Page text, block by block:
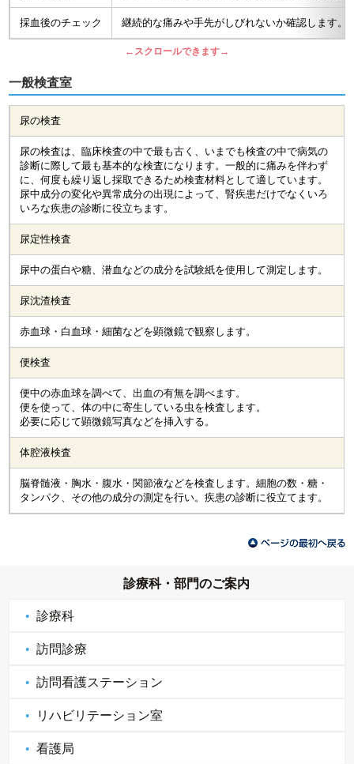
採血後のチェック 継続的な痛みや手先がしびれないか確認します
←スクロールできます→
一般検査室
尿の検査
尿の検査は、臨床検査の中で最も古く、いまでも検査の中で病気の
診断に際して最も基本的な検査になります。一般的に痛みを伴わず
に、何度も繰り返し採取できるため検査材料として適しています。
尿中成分の変化や異常成分の出現によって、腎疾患だけでなくいろ
いろな疾患の診断に役立ちます。
尿定性検査
尿中の蛋白や糖、潜血などの成分を試験紙を使用して測定します。
尿沈渣検査
赤血球・白血球・細菌などを顕微鏡で観察します。
便検査
便中の赤血球を調べて、出血の有無を調べます。
便を使って、体の中に寄生している虫を検査します。
必要に応じて顕微鏡写真などを挿入する。
体腔液検査
脳脊髄液・胸水・腹水・関節液などを検査します。細胞の数・糖・
タンパク、その他の成分の測定を行い。疾患の診断に役立てます。
診療科・部門のご案内
診療科
訪問診療
訪問看護ステーション
リハビリテーション室
看護局